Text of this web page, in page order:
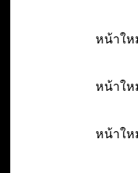
หน้าให
หน้าให
หน้าให